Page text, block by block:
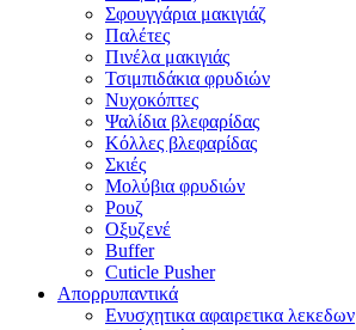
Σφουγγάρια μακιγιάζ
Παλέτες
Πινέλα μακιγιάς
Τσιμπιδάκια φρυδιών
Νυχοκόπτες
Ψαλίδια βλεφαρίδας
Κόλλες βλεφαρίδας
Σκιές
Μολύβια φρυδιών
Ρουζ
Οξυζενέ
Buffer
Cuticle Pusher
Απορρυπαντικά
Eνυσχητικα αφαιρετικα λεκεδων